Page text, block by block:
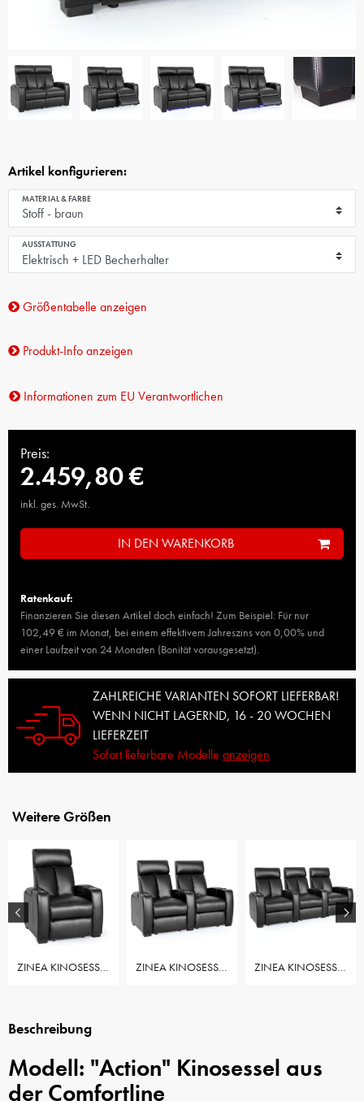
Artikel konfigurieren:
MATERIAL & FARBE
AUSSTATTUNG
Größentabelle anzeigen
Produkt-Info anzeigen
Informationen zum EU Verantwortlichen
Preis:
2.459,80 €
inkl. ges. MwSt.
IN DEN WARENKORB
Ratenkauf:
Finanzieren Sie diesen Artikel doch einfach! Zum Beispiel: Für nur
102,49 € im Monat, bei einem effektivem Jahreszins von 0,00% und
einer Laufzeit von 24 Monaten (Bonität vorausgesetzt).
ZAHLREICHE VARIANTEN SOFORT LIEFERBAR!
WENN NICHT LAGERND, 16 - 20 WOCHEN
LIEFERZEIT
Sofort lieferbare Modelleanzeigen
Weitere Größen
ZINEA KINOSESSEL ACTION - 1 SITZER ZINEA KINOSESSEL ACTION - 2 SITZER ZINEA KINOSESSEL ACTION - 3 SITZER
Beschreibung
Modell: "Action" Kinosessel aus
der Comfortline